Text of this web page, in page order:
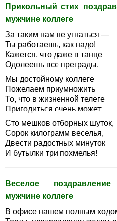
Прикольный стих
мужчине коллеге
За таким нам не угнаться —
Ты работаешь, как надо!
Кажется, что даже в танце
Одолеешь все преграды.
Мы достойному коллеге
Пожелаем приумножить
То, что в жизненной телеге
Пригодиться очень может:
Сто мешков отборных шуток,
Сорок килограмм веселья,
Двести радостных минуток
И бутылки три похмелья!
Веселое
мужчине коллеге
В офисе нашем полным